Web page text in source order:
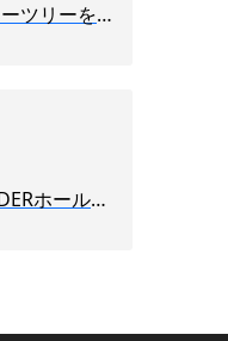
三菱UFJ銀行、マネーツリーを連結子会社化
みずほ銀行、UPSIDERホールディングスを連結子会社化